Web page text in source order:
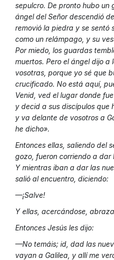
sepulcro. De pronto hubo un
ángel del Señor descendió
removió la piedra y se sentó
como un relámpago, y su
Por miedo, los guardas
muertos. Pero el ángel dijo a
vosotras, porque yo sé que
crucificado. No está aquí,
Venid, ved el lugar donde
y decid a sus discípulos que
y va delante de vosotros a
he dicho».
Entonces ellas, saliendo del
gozo, fueron corriendo a dar
Y mientras iban a dar las
salió al encuentro, diciendo:
—¡Salve!
Y ellas, acercándose,
Entonces Jesús les dijo:
—No temáis; id, dad las
vayan a Galilea, y allí me